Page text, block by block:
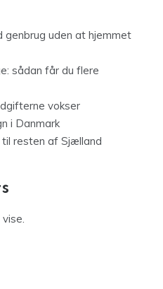
genbrug uden at hjemmet
sådan får du flere
vokser
i Danmark
til resten af Sjælland